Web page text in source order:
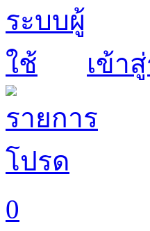
เข้า
0